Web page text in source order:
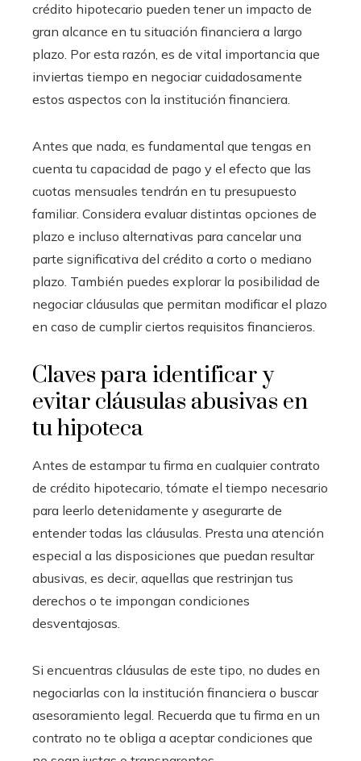
crédito hipotecario pueden tener un impacto de
gran alcance en tu situación financiera a largo
plazo. Por esta razón, es de vital importancia que
inviertas tiempo en negociar cuidadosamente
estos aspectos con la institución financiera.
Antes que nada, es fundamental que tengas en
cuenta tu capacidad de pago y el efecto que las
cuotas mensuales tendrán en tu presupuesto
familiar. Considera evaluar distintas opciones de
plazo e incluso alternativas para cancelar una
parte significativa del crédito a corto o mediano
plazo. También puedes explorar la posibilidad de
negociar cláusulas que permitan modificar el plazo
en caso de cumplir ciertos requisitos financieros.
Claves para identificar y
evitar cláusulas abusivas en
tu hipoteca
Antes de estampar tu firma en cualquier contrato
de crédito hipotecario, tómate el tiempo necesario
para leerlo detenidamente y asegurarte de
entender todas las cláusulas. Presta una atención
especial a las disposiciones que puedan resultar
abusivas, es decir, aquellas que restrinjan tus
derechos o te impongan condiciones
desventajosas.
Si encuentras cláusulas de este tipo, no dudes en
negociarlas con la institución financiera o buscar
asesoramiento legal. Recuerda que tu firma en un
contrato no te obliga a aceptar condiciones que